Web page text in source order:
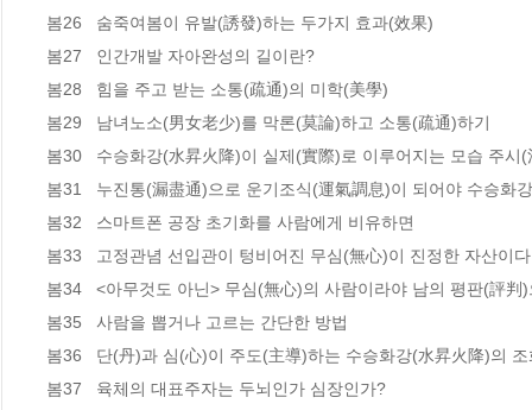
봄26   숨죽여봄이 유발(誘發)하는 두가지 효과(效果)
봄27   인간개발 자아완성의 길이란?
봄28   힘을 주고 받는 소통(疏通)의 미학(美學)
봄29   남녀노소(男女老少)를 막론(莫論)하고 소통(疏通)하기
봄30   수승화강(水昇火降)이 실제(實際)로 이루어지는 모습 주시
봄31   누진통(漏盡通)으로 운기조식(運氣調息)이 되어야 수승화
봄32   스마트폰 공장 초기화를 사람에게 비유하면
봄33   고정관념 선입관이 텅비어진 무심(無心)이 진정한 자산이
봄34   <아무것도 아닌> 무심(無心)의 사람이라야 남의 평판(評
봄35   사람을 뽑거나 고르는 간단한 방법
봄36   단(丹)과 심(心)이 주도(主導)하는 수승화강(水昇火降)의
봄37   육체의 대표주자는 두뇌인가 심장인가?